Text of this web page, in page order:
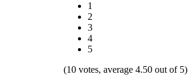
1
2
3
4
5
(10 votes, average 4.50 out of 5)